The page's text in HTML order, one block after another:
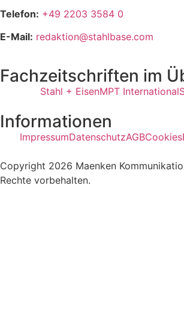
Telefon: +49 2203 3584 0
E-Mail: redaktion@stahlbase.com
Fachzeitschriften im
Stahl + EisenMPT International
Informationen
ImpressumDatenschutzAGBCookies
Copyright 2026 Maenken
Rechte vorbehalten.